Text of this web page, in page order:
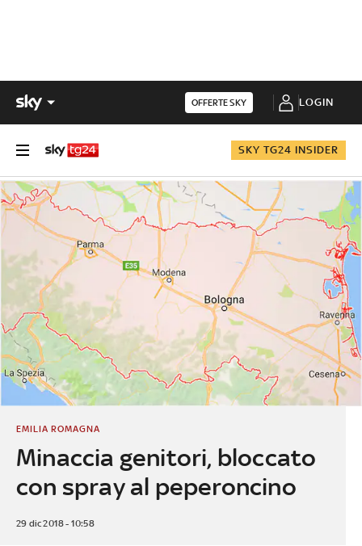
OFFERTE SKY LOGIN
SKY TG24 INSIDER
Minaccia genitori, bloccato
con spray al peperoncino
EMILIA ROMAGNA
29 dic 2018 - 10:58